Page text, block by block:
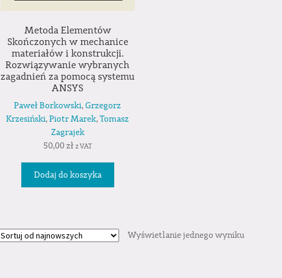
Metoda Elementów
Skończonych w mechanice
materiałów i konstrukcji.
Rozwiązywanie wybranych
zagadnień za pomocą systemu
ANSYS
Paweł Borkowski,Grzegorz
Krzesiński,Piotr Marek,Tomasz
Zagrajek
50,00zł z VAT
Dodaj do koszyka
Wyświetlanie jednego wyniku